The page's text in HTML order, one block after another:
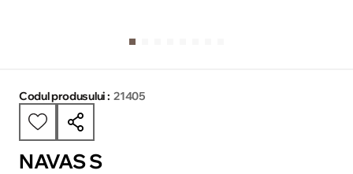
Codul produsului : 21405
NAVAS S